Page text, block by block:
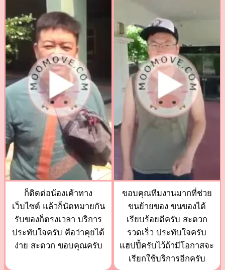
ก็ติดต่อน้องเค้าทาง
เว็บไซต์ แล้วก็นัดหมายกัน
รับของก็ตรงเวลา บริการ
ประทับใจครับ คือว่าคุยได้
ง่าย สะดวก ขอบคุณครับ
ขอบคุณทีมงานมากที่ช่วย
ขนย้ายของ ขนของได้
เรียบร้อยดีครับ สะดวก
รวดเร็ว ประทับใจครับ
แฮปปี้ครับไว้ถ้ามีโอกาสจะ
เรียกใช้บริการอีกครับ